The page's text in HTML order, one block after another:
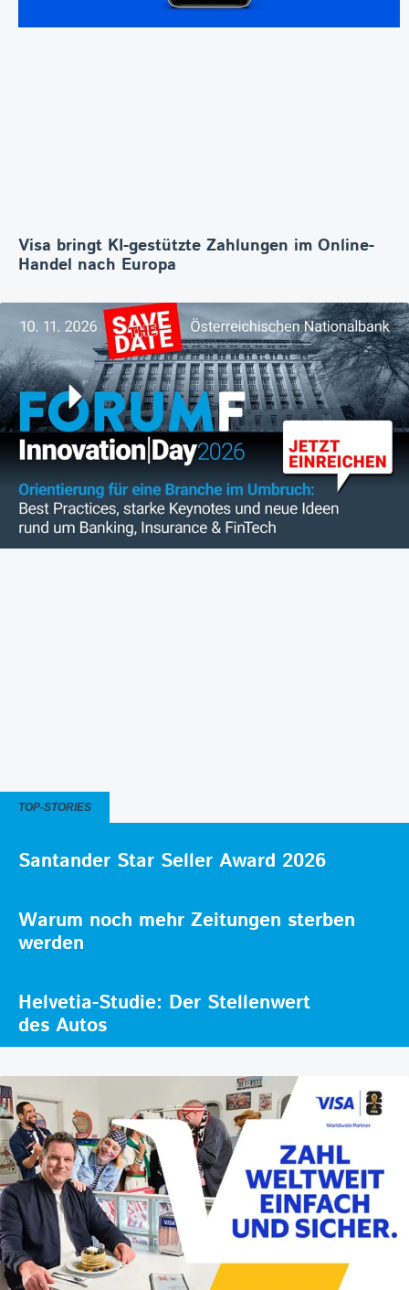
Visa bringt KI-gestützte Zahlungen im Online-
Handel nach Europa
TOP-STORIES
Santander Star Seller Award 2026
Warum noch mehr Zeitungen sterben
werden
Helvetia-Studie: Der Stellenwert
des Autos